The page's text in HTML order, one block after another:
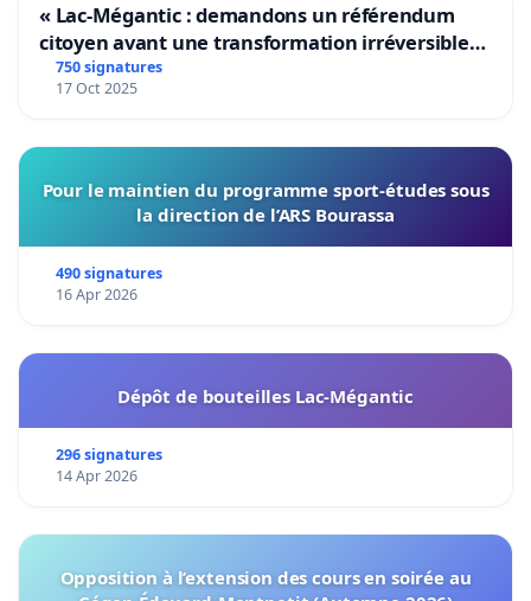
« Lac-Mégantic : demandons un référendum
citoyen avant une transformation irréversible
de notre territoire »
750 signatures
17 Oct 2025
Pour le maintien du programme sport-études sous
la direction de l’ARS Bourassa
490 signatures
16 Apr 2026
Dépôt de bouteilles Lac-Mégantic
296 signatures
14 Apr 2026
Opposition à l’extension des cours en soirée au